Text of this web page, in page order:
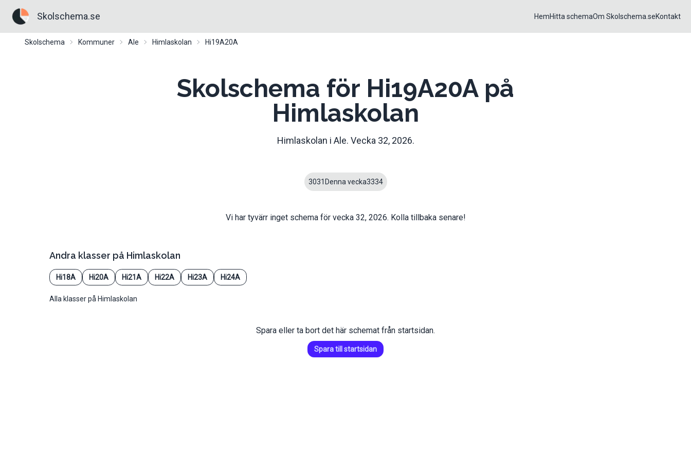
Skolschema.se HemHitta schemaOm Skolschema.seKontakt
Skolschema Kommuner Ale Himlaskolan Hi19A20A
Skolschema för Hi19A20A på
Himlaskolan
Himlaskolan i Ale. Vecka 32, 2026.
3031 Denna vecka3334
Vi har tyvärr inget schema för vecka 32, 2026. Kolla tillbaka senare!
Andra klasser på Himlaskolan
Hi18A Hi20A Hi21A Hi22A Hi23A Hi24A
Alla klasser på Himlaskolan
Spara eller ta bort det här schemat från startsidan.
Spara till startsidan